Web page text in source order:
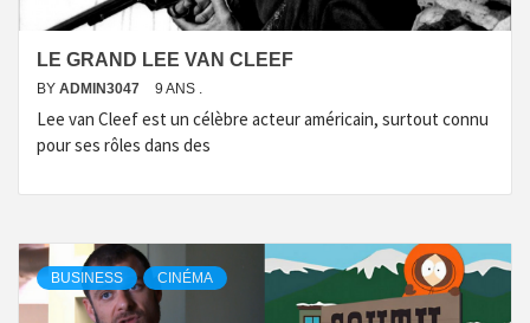
LE GRAND LEE VAN CLEEF
BY ADMIN3047 9 ANS .
Lee van Cleef est un célèbre acteur américain, surtout connu
pour ses rôles dans des
BUSINESS CINÉMA